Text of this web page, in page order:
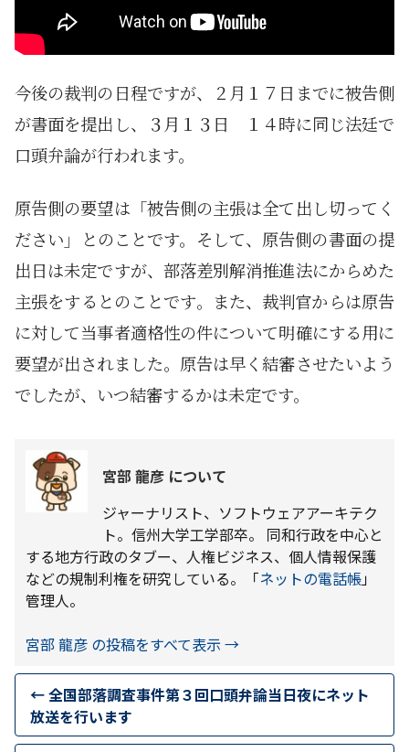
今後の裁判の日程ですが、２月１７日までに被告側
が書面を提出し、３月１３日 １４時に同じ法廷で
口頭弁論が行われます。
原告側の要望は「被告側の主張は全て出し切ってく
ださい」とのことです。そして、原告側の書面の提
出日は未定ですが、部落差別解消推進法にからめた
主張をするとのことです。また、裁判官からは原告
に対して当事者適格性の件について明確にする用に
要望が出されました。原告は早く結審させたいよう
でしたが、いつ結審するかは未定です。
宮部 龍彦 について
ジャーナリスト、ソフトウェアアーキテク
ト。信州大学工学部卒。 同和行政を中心と
する地方行政のタブー、人権ビジネス、個人情報保護
などの規制利権を研究している。「ネットの電話帳」
管理人。
宮部 龍彦 の投稿をすべて表示 →
←全国部落調査事件第３回口頭弁論当日夜にネット
放送を行います